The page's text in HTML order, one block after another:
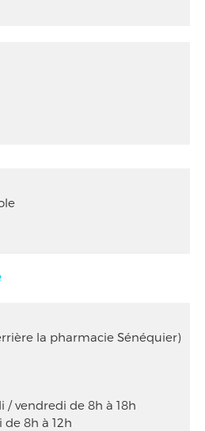
la pharmacie Sénéquier)
vendredi de 8h à 18h
8h à 12h